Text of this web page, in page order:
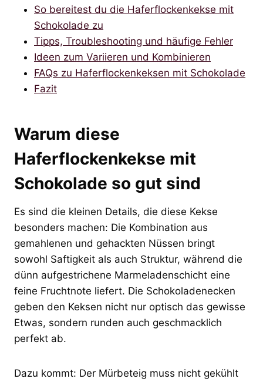
So bereitest du die Haferflockenkekse mit
Schokolade zu
Tipps, Troubleshooting und häufige Fehler
Ideen zum Variieren und Kombinieren
FAQs zu Haferflockenkeksen mit Schokolade
Fazit
Warum diese
Haferflockenkekse mit
Schokolade so gut sind
Es sind die kleinen Details, die diese Kekse
besonders machen: Die Kombination aus
gemahlenen und gehackten Nüssen bringt
sowohl Saftigkeit als auch Struktur, während die
dünn aufgestrichene Marmeladenschicht eine
feine Fruchtnote liefert. Die Schokoladenecken
geben den Keksen nicht nur optisch das gewisse
Etwas, sondern runden auch geschmacklich
perfekt ab.
Dazu kommt: Der Mürbeteig muss nicht gekühlt